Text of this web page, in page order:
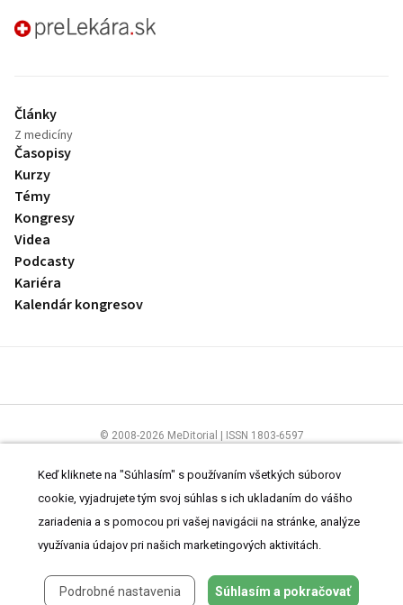
preLekára.sk
Články
Z medicíny
Časopisy
Kurzy
Témy
Kongresy
Videa
Podcasty
Kariéra
Kalendár kongresov
© 2008-2026 MeDitorial | ISSN 1803-6597
ČítajteprehlásenieaZásady spracovania osobných údajov
Keď kliknete na "Súhlasím" s používaním všetkých súborov
cookie, vyjadrujete tým svoj súhlas s ich ukladaním do vášho
zariadenia a s pomocou pri vašej navigácii na stránke, analýze
využívania údajov pri našich marketingových aktivitách.
Podrobné nastavenia Súhlasím a pokračovať